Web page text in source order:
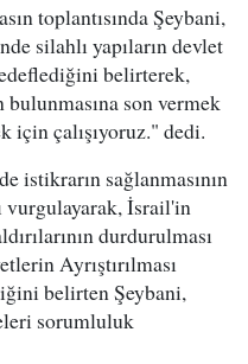
toplantısında Şeybani,
silahlı yapıların devlet
belirterek,
bulunmasına son vermek
için çalışıyoruz." dedi.
istikrarın sağlanmasının
vurgulayarak, İsrail'in
durdurulması
Ayrıştırılması
belirten Şeybani,
sorumluluk